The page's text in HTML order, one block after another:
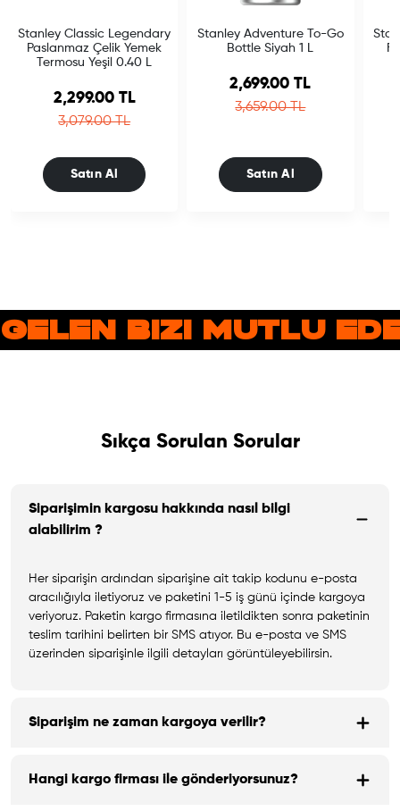
Stanley Classic Legendary
Paslanmaz Çelik Yemek
Termosu Yeşil 0.40 L
Sale price
2,299.00 TL
Regular price
3,079.00 TL
Satın Al
Stanley Adventure To-Go
Bottle Siyah 1 L
Sale price
2,699.00 TL
Regular price
3,659.00 TL
Satın Al
BIZI MUTLU
Sıkça Sorulan Sorular
Siparişimin kargosu hakkında nasıl bilgi
alabilirim ?
Her siparişin ardından siparişine ait takip kodunu e-posta
aracılığıyla iletiyoruz ve paketini 1-5 iş günü içinde kargoya
veriyoruz. Paketin kargo firmasına iletildikten sonra paketinin
teslim tarihini belirten bir SMS atıyor. Bu e-posta ve SMS
üzerinden siparişinle ilgili detayları görüntüleyebilirsin.
Siparişim ne zaman kargoya verilir?
Hangi kargo firması ile gönderiyorsunuz?